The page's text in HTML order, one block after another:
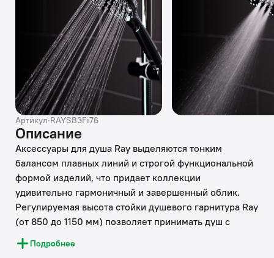
Артикул·RAYSB3Fi76
Описание
Аксессуары для душа Ray выделяются тонким
балансом плавных линий и строгой функциональной
формой изделий, что придает коллекции
удивительно гармоничный и завершенный облик.
Регулируемая высота стойки душевого гарнитура Ray
(от 850 до 1150 мм) позволяет принимать душ с
комфортом даже самым высоким. Изделие оснащено
полочкой с кнопочным дивертором – на ней легко
Подробнее